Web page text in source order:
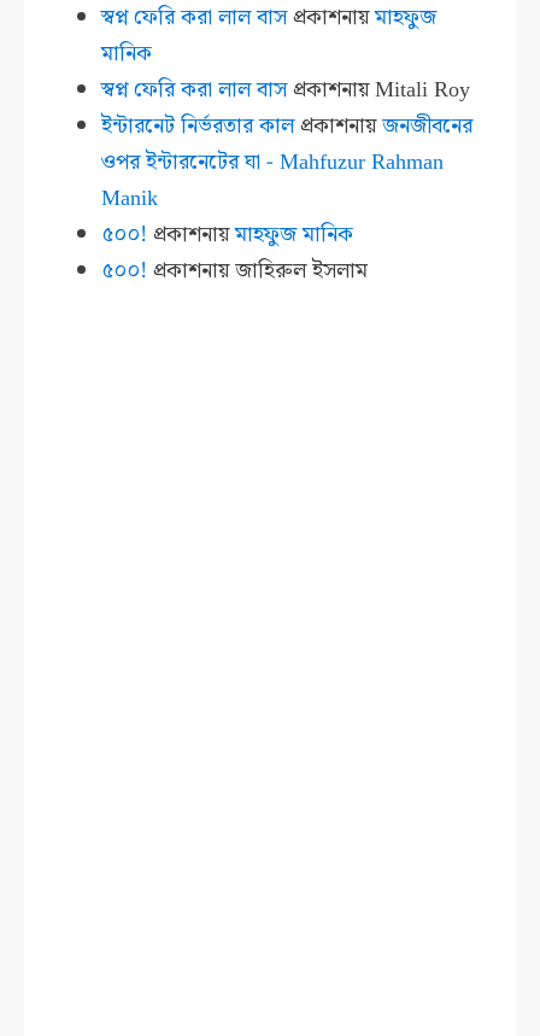
স্বপ্ন ফেরি করা লাল বাসপ্রকাশনায়মাহফুজ
মানিক
স্বপ্ন ফেরি করা লাল বাসপ্রকাশনায়Mitali Roy
ইন্টারনেট নির্ভরতার কালপ্রকাশনায়জনজীবনের
ওপর ইন্টারনেটের ঘা - Mahfuzur Rahman
Manik
৫০০! প্রকাশনায়মাহফুজ মানিক
৫০০! প্রকাশনায়জাহিরুল ইসলাম